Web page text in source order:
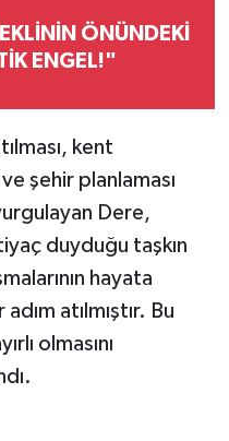
ÖNÜNDEKİ
ENGEL!"
kent
şehir planlaması
vurgulayan Dere,
duyduğu taşkın
hayata
atılmıştır. Bu
olmasını